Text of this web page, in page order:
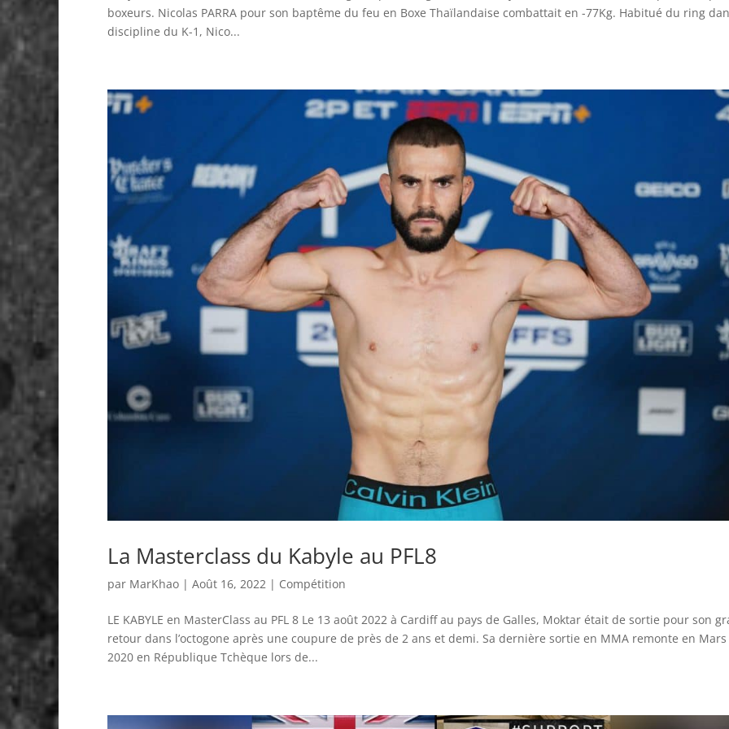
boxeurs. Nicolas PARRA pour son baptême du feu en Boxe Thaïlandaise combattait en -77Kg. Habitué du ring
discipline du K-1, Nico...
La Masterclass du Kabyle au PFL8
par MarKhao | Août 16, 2022 | Compétition
LE KABYLE en MasterClass au PFL 8 Le 13 août 2022 à Cardiff au pays de Galles, Moktar était de sortie pour son
retour dans l’octogone après une coupure de près de 2 ans et demi. Sa dernière sortie en MMA remonte en Mars
2020 en République Tchèque lors de...